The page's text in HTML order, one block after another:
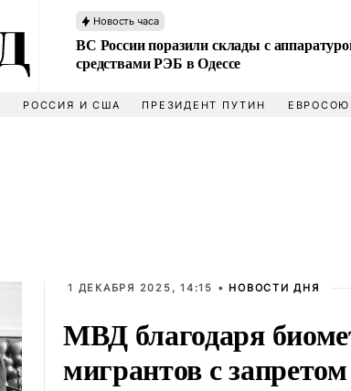
Новость часа
ВС России поразили склады с
средствами РЭБ в Одессе
РОССИЯ И США ПРЕЗИДЕНТ ПУТИН
1 ДЕКАБРЯ 2025, 14:15 • НОВОСТИ ДНЯ
МВД благодаря
мигрантов с